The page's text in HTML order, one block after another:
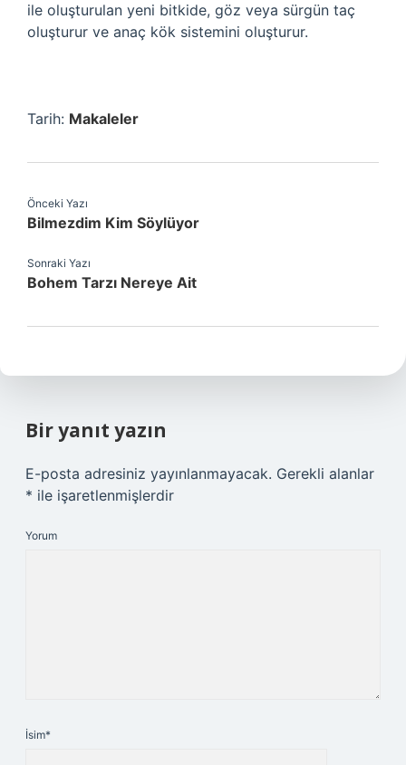
ile oluşturulan yeni bitkide, göz veya sürgün taç
oluşturur ve anaç kök sistemini oluşturur.
Tarih: Makaleler
Önceki Yazı
Bilmezdim Kim Söylüyor
Sonraki Yazı
Bohem Tarzı Nereye Ait
Bir yanıt yazın
E-posta adresiniz yayınlanmayacak. Gerekli alanlar
* ile işaretlenmişlerdir
Yorum
İsim*